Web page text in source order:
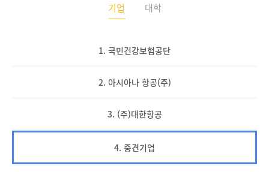
기업 대학
1. 국민건강보험공단
2. 아시아나 항공(주)
3. (주)대한항공
4. 중견기업